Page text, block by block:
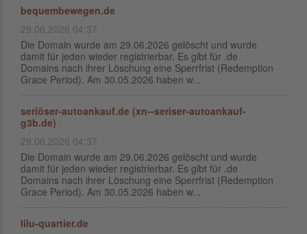
bequembewegen.de
29.06.2026 04:37
Die Domain wurde am 29.06.2026 gelöscht und wurde
damit für jeden wieder registrierbar. Es gibt für .de
Domains nach ihrer Löschung eine Sperrfrist (Redemption
Grace Period). Am 30.05.2026 haben w...
seriöser-autoankauf.de (xn--seriser-autoankauf-
g3b.de)
29.06.2026 04:37
Die Domain wurde am 29.06.2026 gelöscht und wurde
damit für jeden wieder registrierbar. Es gibt für .de
Domains nach ihrer Löschung eine Sperrfrist (Redemption
Grace Period). Am 30.05.2026 haben w...
lilu-quartier.de